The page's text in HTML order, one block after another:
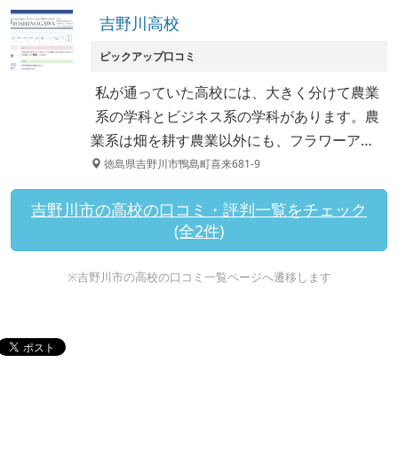
吉野川高校
ピックアップ口コミ
私が通っていた高校には、大きく分けて農業
系の学科とビジネス系の学科があります。農
業系は畑を耕す農業以外にも、フラワーア…
徳島県吉野川市鴨島町喜来681-9
吉野川市の高校の口コミ・評判一覧をチェック
(全2件)
※吉野川市の高校の口コミ一覧ページへ遷移します